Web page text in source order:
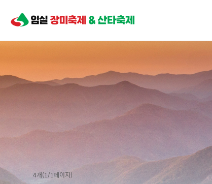
4개(1/1페이지)